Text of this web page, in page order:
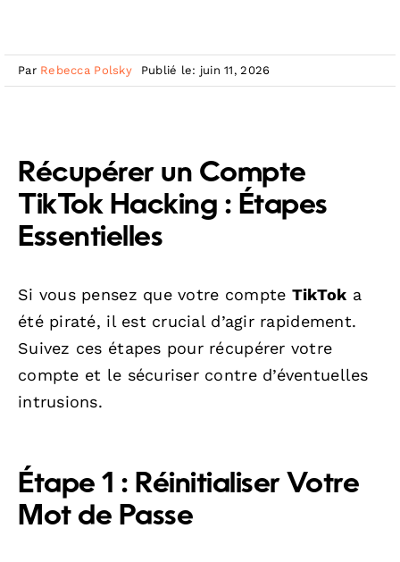
Par Rebecca Polsky Publié le: juin 11, 2026
Récupérer un Compte
TikTok Hacking : Étapes
Essentielles
Si vous pensez que votre compte TikTok a
été piraté, il est crucial d’agir rapidement.
Suivez ces étapes pour récupérer votre
compte et le sécuriser contre d’éventuelles
intrusions.
Étape 1 : Réinitialiser Votre
Mot de Passe